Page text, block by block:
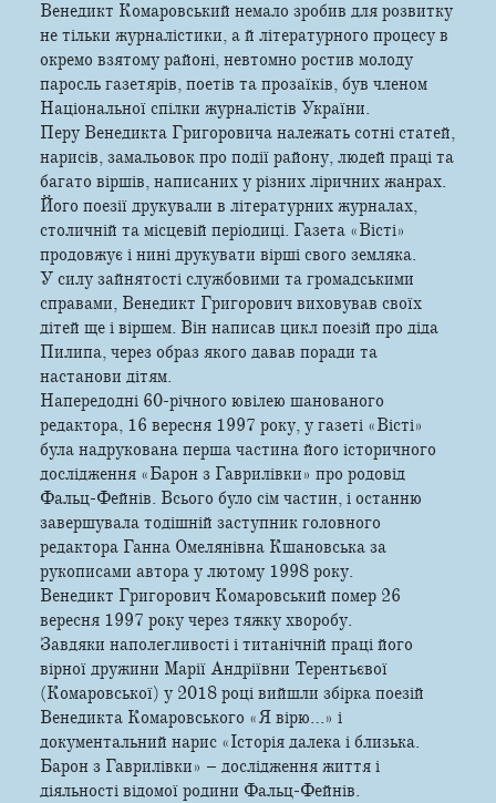
Венедикт Комаровський немало зробив для розвитку
не тільки журналістики, а й літературного процесу в
окремо взятому районі, невтомно ростив молоду
паросль газетярів, поетів та прозаїків, був членом
Національної спілки журналістів України.
Перу Венедикта Григоровича належать сотні статей,
нарисів, замальовок про події району, людей праці та
багато віршів, написаних у різних ліричних жанрах.
Його поезії друкували в літературних журналах,
столичній та місцевій періодиці. Газета «Вісті»
продовжує і нині друкувати вірші свого земляка.
У силу зайнятості службовими та громадськими
справами, Венедикт Григорович виховував своїх
дітей ще і віршем. Він написав цикл поезій про діда
Пилипа, через образ якого давав поради та
настанови дітям.
Напередодні 60-річного ювілею шанованого
редактора, 16 вересня 1997 року, у газеті «Вісті»
була надрукована перша частина його історичного
дослідження «Барон з Гаврилівки» про родовід
Фальц-Фейнів. Всього було сім частин, і останню
завершувала тодішній заступник головного
редактора Ганна Омелянівна Кшановська за
рукописами автора у лютому 1998 року.
Венедикт Григорович Комаровський помер 26
вересня 1997 року через тяжку хворобу.
Завдяки наполегливості і титанічній праці його
вірної дружини Марії Андріївни Терентьєвої
(Комаровської) у 2018 році вийшли збірка поезій
Венедикта Комаровського «Я вірю…» і
документальний нарис «Історія далека і близька.
Барон з Гаврилівки» – дослідження життя і
діяльності відомої родини Фальц-Фейнів.